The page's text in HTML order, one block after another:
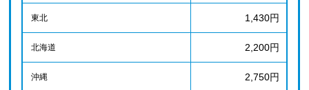
東北 1,430円
北海道 2,200円
沖縄 2,750円